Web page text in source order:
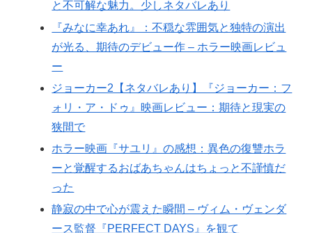
と不可解な魅力。少しネタバレあり
『みなに幸あれ』：不穏な雰囲気と独特の演出
が光る、期待のデビュー作 – ホラー映画レビュ
ー
ジョーカー2【ネタバレあり】『ジョーカー：フ
ォリ・ア・ドゥ』映画レビュー：期待と現実の
狭間で
ホラー映画『サユリ』の感想：異色の復讐ホラ
ーと覚醒するおばあちゃんはちょっと不謹慎だ
った
静寂の中で心が震えた瞬間 – ヴィム・ヴェンダ
ース監督『PERFECT DAYS』を観て